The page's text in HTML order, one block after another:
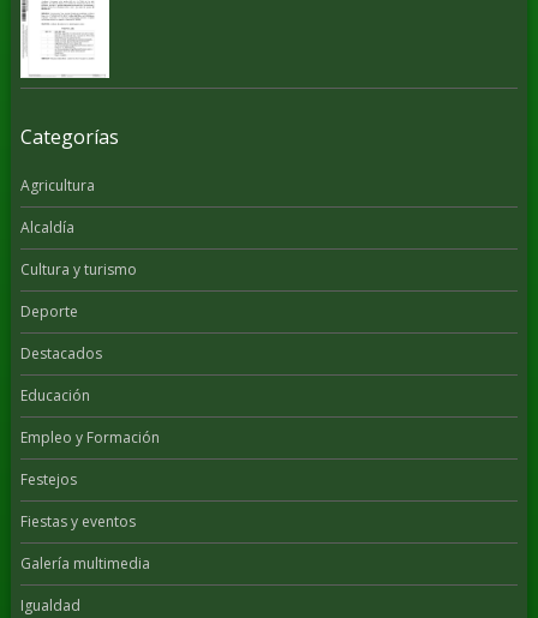
Categorías
Agricultura
Alcaldía
Cultura y turismo
Deporte
Destacados
Educación
Empleo y Formación
Festejos
Fiestas y eventos
Galería multimedia
Igualdad